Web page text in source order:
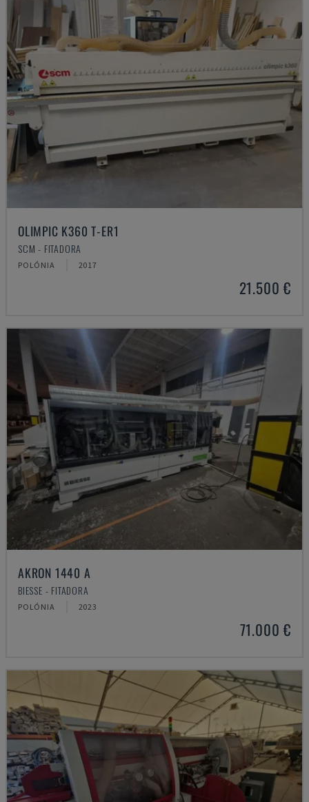
OLIMPIC K360 T-ER1
SCM - FITADORA
POLÓNIA 2017
21.500 €
AKRON 1440 A
BIESSE - FITADORA
POLÓNIA 2023
71.000 €